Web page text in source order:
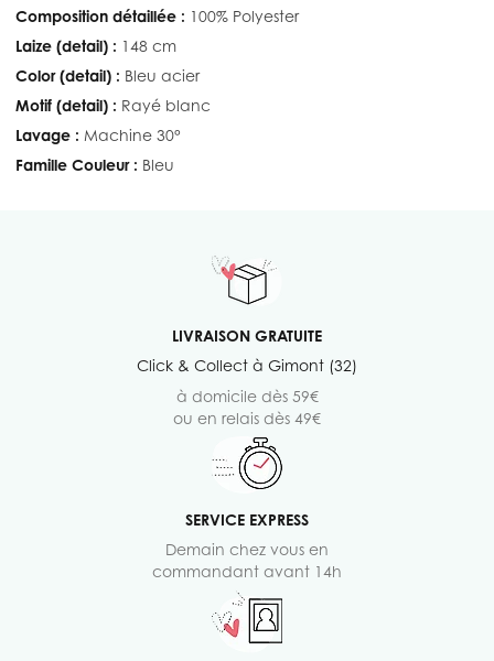
Composition détaillée : 100% Polyester
Laize (detail) : 148 cm
Color (detail) : Bleu acier
Motif (detail) : Rayé blanc
Lavage : Machine 30°
Famille Couleur : Bleu
LIVRAISON GRATUITE
Click & Collect à Gimont (32)
à domicile dès 59€
ou en relais dès 49€
SERVICE EXPRESS
Demain chez vous en
commandant avant 14h